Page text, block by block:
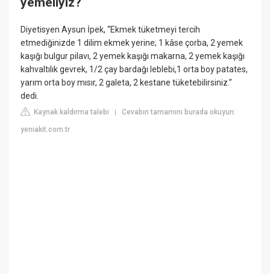
Diyetisyen Aysun İpek, “Ekmek tüketmeyi tercih
etmediğinizde 1 dilim ekmek yerine; 1 kâse çorba, 2 yemek
kaşığı bulgur pilavı, 2 yemek kaşığı makarna, 2 yemek kaşığı
kahvaltılık gevrek, 1/2 çay bardağı leblebi,1 orta boy patates,
yarım orta boy mısır, 2 galeta, 2 kestane tüketebilirsiniz.”
dedi.
Kaynak kaldırma talebi |Cevabın tamamını burada okuyun:
yeniakit.com.tr